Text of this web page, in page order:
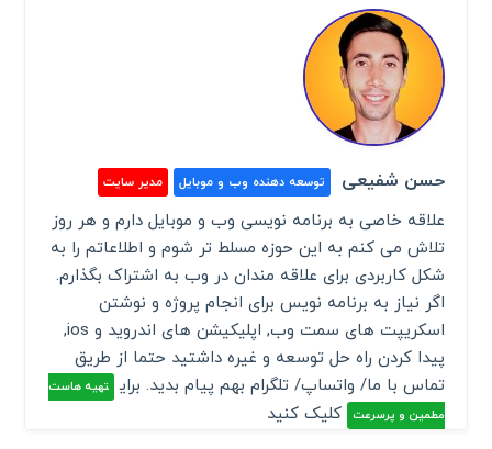
حسن شفیعی توسعه دهنده وب و موبایل مدیر سایت
علاقه خاصی به برنامه نویسی وب و موبایل دارم و هر روز
تلاش می کنم به این حوزه مسلط تر شوم و اطلاعاتم را به
شکل کاربردی برای علاقه مندان در وب به اشتراک بگذارم.
اگر نیاز به برنامه نویس برای انجام پروژه و نوشتن
اسکریپت های سمت وب, اپلیکیشن های اندروید و ios,
پیدا کردن راه حل توسعه و غیره داشتید حتما از طریق
تماس با ما/ واتساپ/ تلگرام بهم پیام بدید. برای
تهیه هاست
مطمین و پرسرعت
کلیک کنید